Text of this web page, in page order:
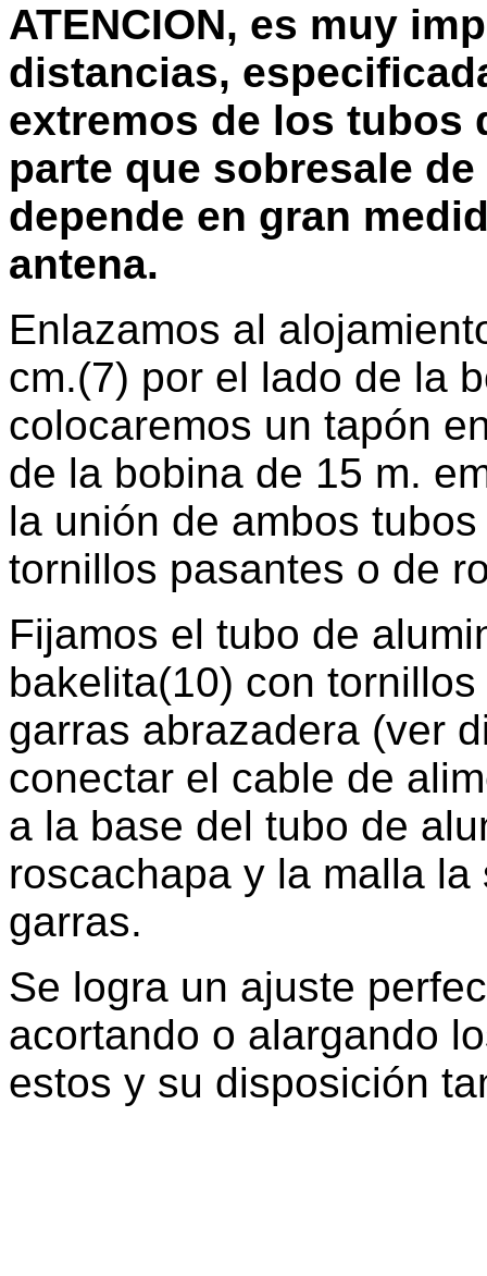
ATENCION, es muy
distancias,
extremos de los tubos
parte que sobresale
depende en gran
antena.
Enlazamos al
cm.(7) por el lado de la
colocaremos un tapón
de la bobina de 15 m.
la unión de ambos
tornillos pasantes o de
Fijamos el tubo de
bakelita(10) con
garras abrazadera (ver
conectar el cable de
a la base del tubo de
roscachapa y la malla
garras.
Se logra un ajuste
acortando o alargando
estos y su disposición